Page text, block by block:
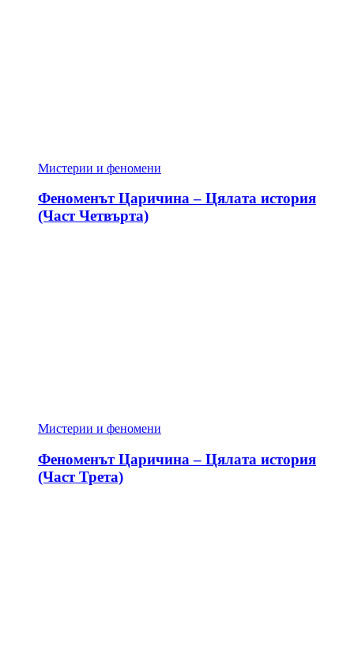
Мистерии и феномени
Феноменът Царичина – Цялата история
(Част Четвърта)
Мистерии и феномени
Феноменът Царичина – Цялата история
(Част Трета)